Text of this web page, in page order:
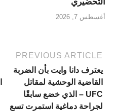
التحضيري
أغسطس 7, 2026
PREVIOUS ARTICLE
يعترف دانا وايت بأن الضربة
القاضية الوحشية لمقاتل
UFC – الذي خضع سابقًا
لجراحة دماغية استمرت تسع